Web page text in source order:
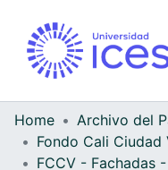
Home
Fondo Cali Ciudad